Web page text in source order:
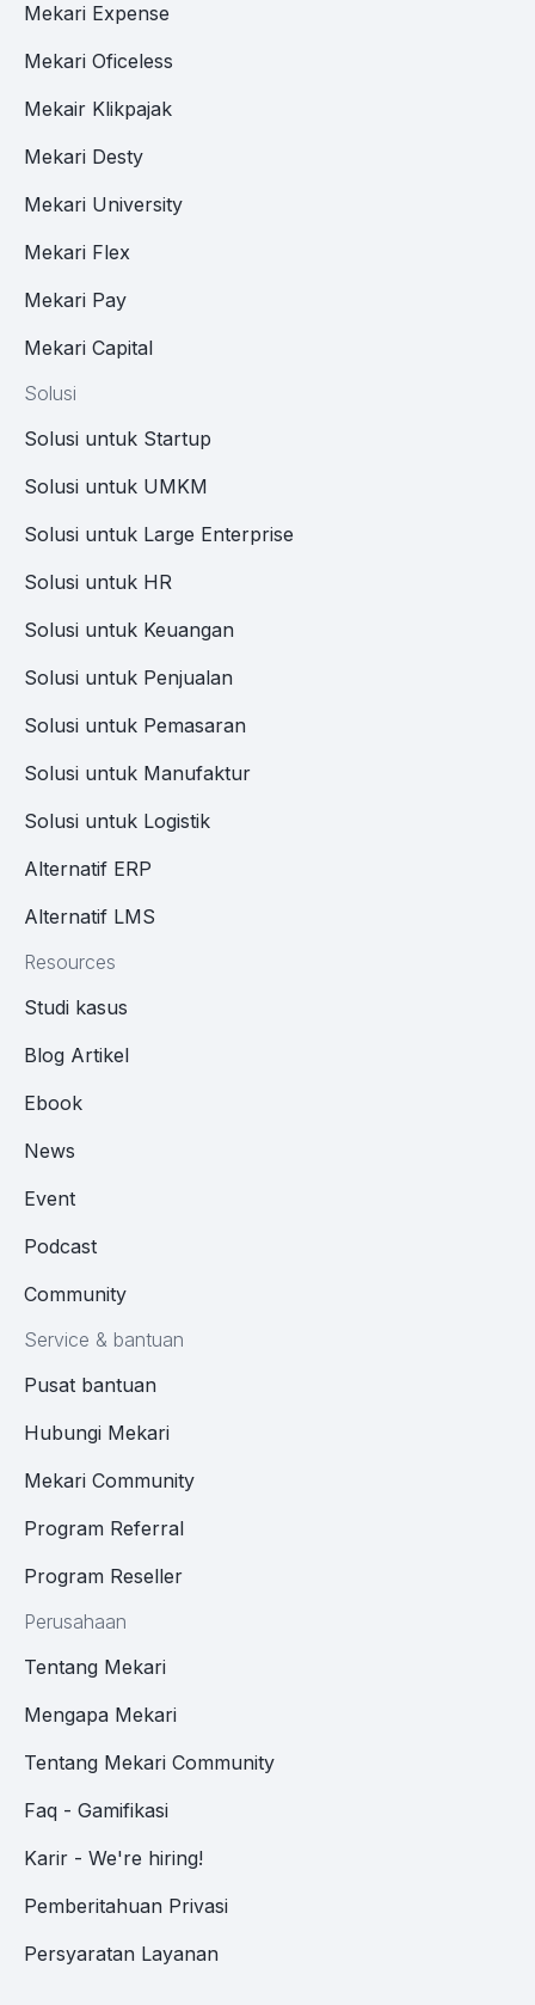
Mekari Expense
Mekari Oficeless
Mekair Klikpajak
Mekari Desty
Mekari University
Mekari Flex
Mekari Pay
Mekari Capital
Solusi
Solusi untuk Startup
Solusi untuk UMKM
Solusi untuk Large Enterprise
Solusi untuk HR
Solusi untuk Keuangan
Solusi untuk Penjualan
Solusi untuk Pemasaran
Solusi untuk Manufaktur
Solusi untuk Logistik
Alternatif ERP
Alternatif LMS
Resources
Studi kasus
Blog Artikel
Ebook
News
Event
Podcast
Community
Service & bantuan
Pusat bantuan
Hubungi Mekari
Mekari Community
Program Referral
Program Reseller
Perusahaan
Tentang Mekari
Mengapa Mekari
Tentang Mekari Community
Faq - Gamifikasi
Karir - We're hiring!
Pemberitahuan Privasi
Persyaratan Layanan